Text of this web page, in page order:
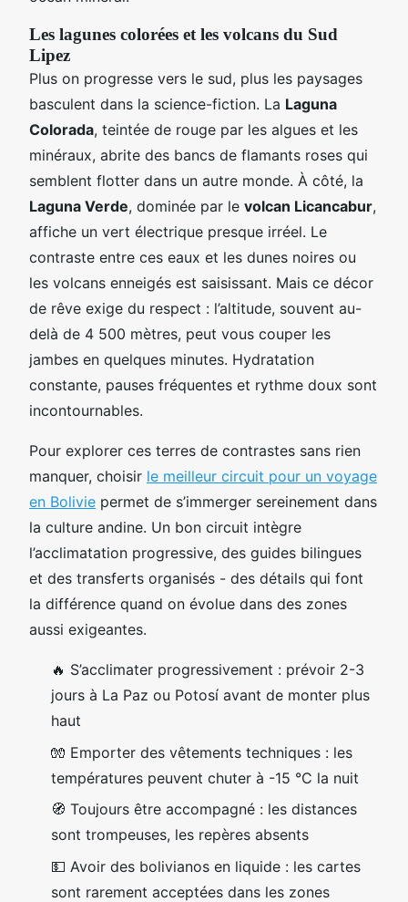
Les lagunes colorées et les volcans du Sud
Lipez
Plus on progresse vers le sud, plus les paysages
basculent dans la science-fiction. La Laguna
Colorada, teintée de rouge par les algues et les
minéraux, abrite des bancs de flamants roses qui
semblent flotter dans un autre monde. À côté, la
Laguna Verde, dominée par le volcan Licancabur,
affiche un vert électrique presque irréel. Le
contraste entre ces eaux et les dunes noires ou
les volcans enneigés est saisissant. Mais ce décor
de rêve exige du respect : l’altitude, souvent au-
delà de 4 500 mètres, peut vous couper les
jambes en quelques minutes. Hydratation
constante, pauses fréquentes et rythme doux sont
incontournables.
Pour explorer ces terres de contrastes sans rien
manquer, choisir le meilleur circuit pour un voyage
en Bolivie permet de s’immerger sereinement dans
la culture andine. Un bon circuit intègre
l’acclimatation progressive, des guides bilingues
et des transferts organisés - des détails qui font
la différence quand on évolue dans des zones
aussi exigeantes.
🔥 S’acclimater progressivement : prévoir 2-3
jours à La Paz ou Potosí avant de monter plus
haut
🧤 Emporter des vêtements techniques : les
températures peuvent chuter à -15 °C la nuit
🧭 Toujours être accompagné : les distances
sont trompeuses, les repères absents
💵 Avoir des bolivianos en liquide : les cartes
sont rarement acceptées dans les zones